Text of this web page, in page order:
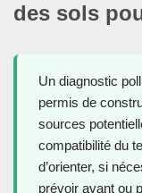
des sols
Un diagnostic
permis de
sources
compatibilité du
d’orienter, si
prévoir avant ou